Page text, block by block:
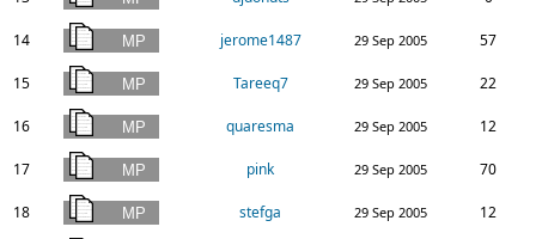
14 jerome1487 29 Sep 2005 57
15 Tareeq7 29 Sep 2005 22
16 quaresma 29 Sep 2005 12
17 pink 29 Sep 2005 70
18 stefga 29 Sep 2005 12